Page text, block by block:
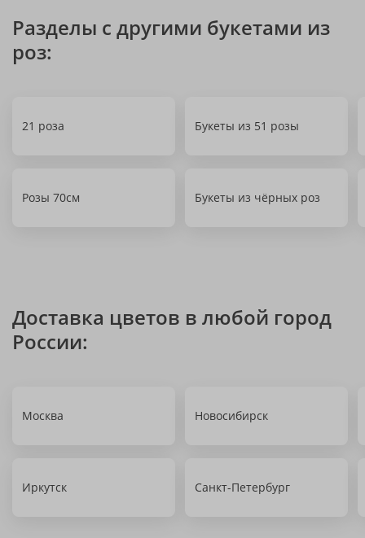
Разделы с другими букетами из
роз:
21 роза Букеты из 51 розы
Розы 70см Букеты из чёрных роз
Доставка цветов в любой город
России:
Москва Новосибирск
Иркутск Санкт-Петербург